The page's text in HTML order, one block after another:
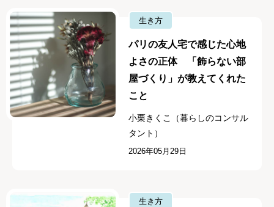
生き方
パリの友人宅で感じた心地
よさの正体 「飾らない部
屋づくり」が教えてくれた
こと
小栗きくこ（暮らしのコンサル
タント）
2026年05月29日
生き方